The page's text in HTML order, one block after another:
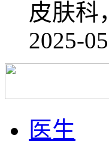
皮肤科
2025-
医生